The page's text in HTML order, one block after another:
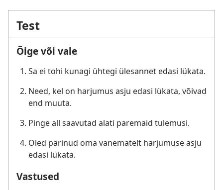
Test
Õige või vale
Sa ei tohi kunagi ühtegi ülesannet edasi lükata.
Need, kel on harjumus asju edasi lükata, võivad
end muuta.
Pinge all saavutad alati paremaid tulemusi.
Oled pärinud oma vanematelt harjumuse asju
edasi lükata.
Vastused